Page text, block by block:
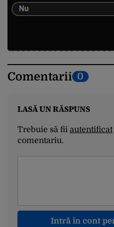
Comentarii 0
LASĂ UN RĂSPUNS
Trebuie să fii autentificat
comentariu.
Intră în cont